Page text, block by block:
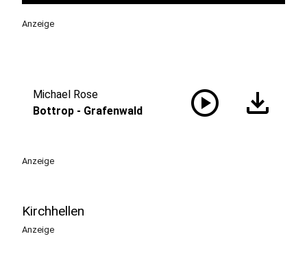
Anzeige
Michael Rose
Bottrop - Grafenwald
play_circle download
Anzeige
Kirchhellen
Anzeige